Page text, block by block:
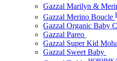
Gazzal Marilyn &
Gazzal Merino Boucle
Gazzal Organic Baby
Gazzal Pareo
Gazzal Super Kid
Gazzal Sweet Baby